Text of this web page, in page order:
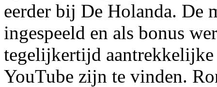
eerder bij De Holanda. De
ingespeeld en als bonus
tegelijkertijd aantrekkelijke
YouTube zijn te vinden.